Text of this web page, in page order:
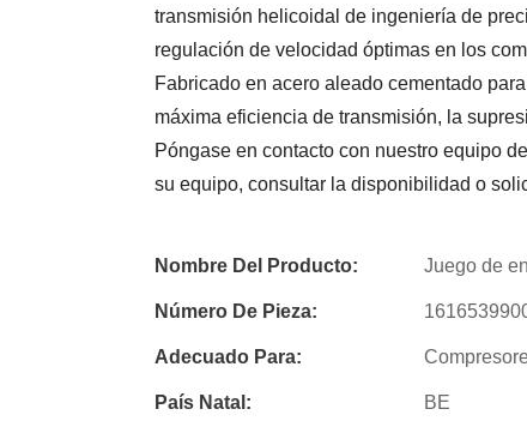
transmisión helicoidal de ingeniería de
regulación de velocidad óptimas en los
Fabricado en acero aleado cementado
máxima eficiencia de transmisión, la
Póngase en contacto con nuestro equipo
su equipo, consultar la disponibilidad o
Nombre Del Producto: Juego de
Número De Pieza:
Adecuado Para:
País Natal: BE